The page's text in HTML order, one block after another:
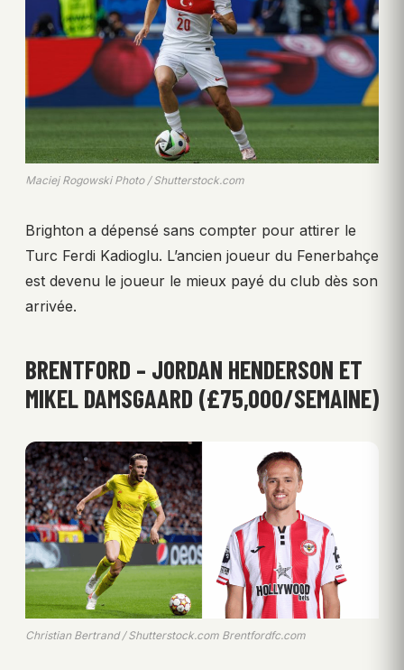
Maciej Rogowski Photo / Shutterstock.com
Brighton a dépensé sans compter pour attirer le
Turc Ferdi Kadioglu. L’ancien joueur du Fenerbahçe
est devenu le joueur le mieux payé du club dès son
arrivée.
BRENTFORD – JORDAN HENDERSON ET
MIKEL DAMSGAARD (£75,000/SEMAINE)
Christian Bertrand / Shutterstock.com Brentfordfc.com